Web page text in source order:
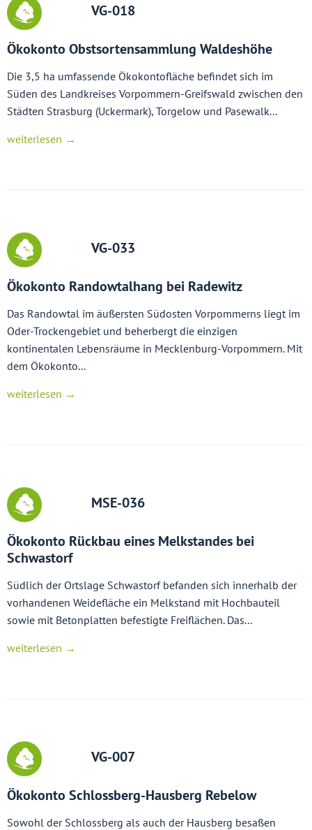
VG-018
Ökokonto Obstsortensammlung Waldeshöhe
Die 3,5 ha umfassende Ökokontofläche befindet sich im
Süden des Landkreises Vorpommern-Greifswald zwischen den
Städten Strasburg (Uckermark), Torgelow und Pasewalk...
weiterlesen →
VG-033
Ökokonto Randowtalhang bei Radewitz
Das Randowtal im äußersten Südosten Vorpommerns liegt im
Oder-Trockengebiet und beherbergt die einzigen
kontinentalen Lebensräume in Mecklenburg-Vorpommern. Mit
dem Ökokonto...
weiterlesen →
MSE-036
Ökokonto Rückbau eines Melkstandes bei
Schwastorf
Südlich der Ortslage Schwastorf befanden sich innerhalb der
vorhandenen Weidefläche ein Melkstand mit Hochbauteil
sowie mit Betonplatten befestigte Freiflächen. Das...
weiterlesen →
VG-007
Ökokonto Schlossberg-Hausberg Rebelow
Sowohl der Schlossberg als auch der Hausberg besaßen